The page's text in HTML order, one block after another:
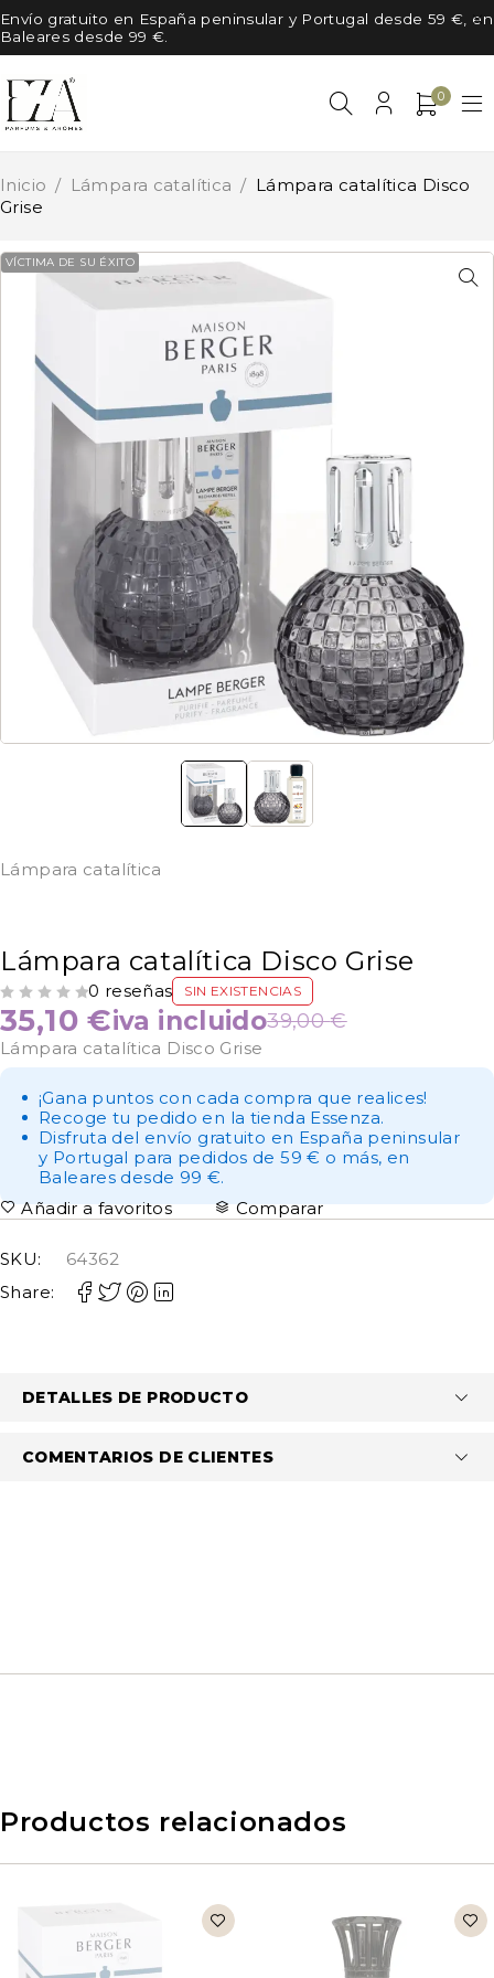
Envío gratuito en España peninsular y Portugal desde 59 €, en
Baleares desde 99 €.
0
Inicio / Lámpara catalítica / Lámpara catalítica Disco
Grise
VÍCTIMA DE SU ÉXITO
Lámpara catalítica
Lámpara catalítica Disco Grise
0 reseñas SIN EXISTENCIAS
39,00€
35,10€iva incluido
Lámpara catalítica Disco Grise
¡Gana puntos con cada compra que realices!
Recoge tu pedido en la tienda Essenza.
Disfruta del envío gratuito en España peninsular
y Portugal para pedidos de 59 € o más, en
Baleares desde 99 €.
Añadir a favoritos
Comparar
SKU:
64362
Share:
DETALLES DE PRODUCTO
COMENTARIOS DE CLIENTES
Productos relacionados